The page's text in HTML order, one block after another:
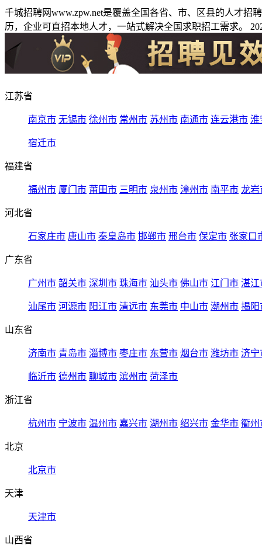
千城招聘网www.zpw.net是覆盖全国各省、市、区县的人才
历，企业可直招本地人才，一站式解决全国求职招工需求。
江苏省
南京市 无锡市 徐州市 常州市 苏州市 南通市 连云港市 淮
宿迁市
福建省
福州市 厦门市 莆田市 三明市 泉州市 漳州市 南平市 龙岩
河北省
石家庄市 唐山市 秦皇岛市 邯郸市 邢台市 保定市 张家口
广东省
广州市 韶关市 深圳市 珠海市 汕头市 佛山市 江门市 湛江
汕尾市 河源市 阳江市 清远市 东莞市 中山市 潮州市 揭阳
山东省
济南市 青岛市 淄博市 枣庄市 东营市 烟台市 潍坊市 济宁
临沂市 德州市 聊城市 滨州市 菏泽市
浙江省
杭州市 宁波市 温州市 嘉兴市 湖州市 绍兴市 金华市 衢州
北京
北京市
天津
天津市
山西省